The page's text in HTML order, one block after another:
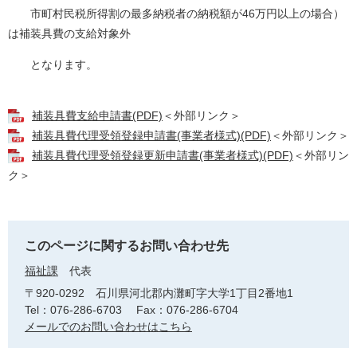
市町村民税所得割の最多納税者の納税額が46万円以上の場合）
は補装具費の支給対象外
となります。
補装具費支給申請書(PDF) ＜外部リンク＞
補装具費代理受領登録申請書(事業者様式)(PDF) ＜外部リンク＞
補装具費代理受領登録更新申請書(事業者様式)(PDF) ＜外部リン
ク＞
このページに関するお問い合わせ先
福祉課
代表
〒920-0292
石川県河北郡内灘町字大学1丁目2番地1
Tel：076-286-6703
Fax：076-286-6704
メールでのお問い合わせはこちら